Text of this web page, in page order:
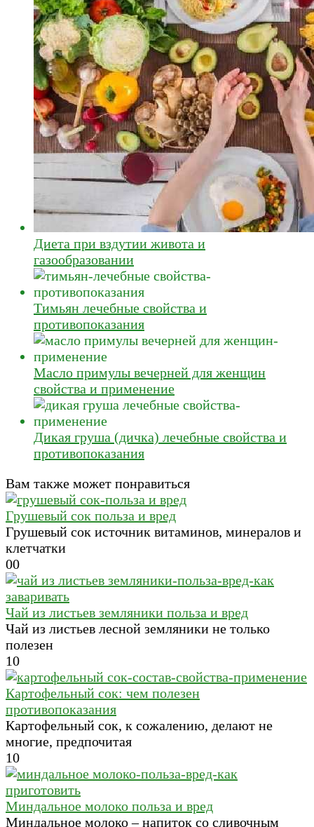
Диета при вздутии живота и
газообразовании
Тимьян лечебные свойства и
противопоказания
Масло примулы вечерней для женщин
свойства и применение
Дикая груша (дичка) лечебные свойства и
противопоказания
Вам также может понравиться
Грушевый сок польза и вред
Грушевый сок источник витаминов, минералов и
клетчатки
00
Чай из листьев земляники польза и вред
Чай из листьев лесной земляники не только
полезен
10
Картофельный сок: чем полезен
противопоказания
Картофельный сок, к сожалению, делают не
многие, предпочитая
10
Миндальное молоко польза и вред
Миндальное молоко – напиток со сливочным